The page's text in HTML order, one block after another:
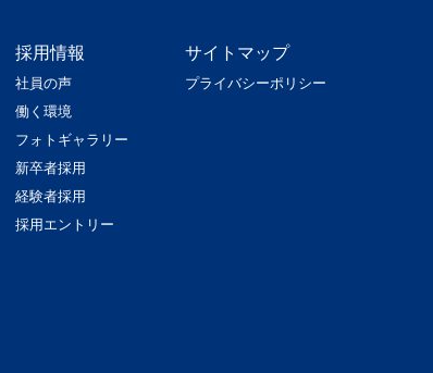
採用情報
社員の声
働く環境
フォトギャラリー
新卒者採用
経験者採用
採用エントリー
サイトマップ
プライバシーポリシー